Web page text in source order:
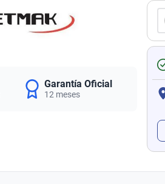
Garantía Oficial
12 meses